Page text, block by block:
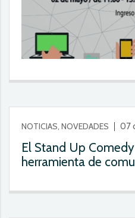
NOTICIAS, NOVEDADES 07
El Stand Up
herramienta de